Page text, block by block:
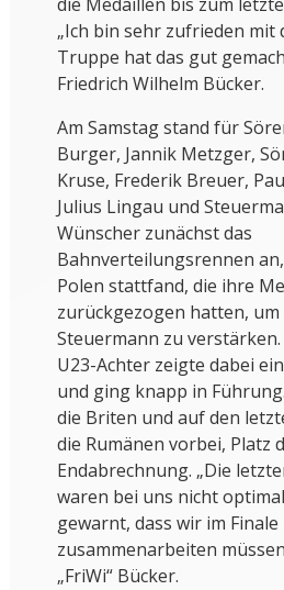
„Ich bin sehr zufrieden mit
Truppe hat das gut
Friedrich Wilhelm Bücker.
Am Samstag stand für
Burger, Jannik Metzger,
Kruse, Frederik Breuer,
Julius Lingau und
Wünscher zunächst das
Bahnverteilungsrennen
Polen stattfand, die ihre
zurückgezogen hatten,
Steuermann zu
U23-Achter zeigte dabei
und ging knapp in
die Briten und auf den
die Rumänen vorbei, Platz
Endabrechnung. „Die
waren bei uns nicht
gewarnt, dass wir im
zusammenarbeiten
„FriWi“ Bücker.